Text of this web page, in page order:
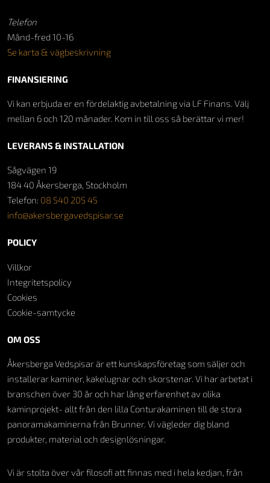
OM OSS
Åkersberga Vedspisar är ett kunskapsföretag som säljer och
installerar kaminer, kakelugnar och skorstenar. Vi har arbetat i
branschen över 30 år och har lång erfarenhet av olika
kaminprojekt- allt från den lilla Conturakaminen till de stora
panoramakaminerna från Brunner. Vi vägleder dig bland
produkter, material och designlösningar.
Vi är stolta över vår filosofi att finnas med i hela kedjan, från
Telefon
Månd-fred 10-16
Se karta & vägbeskrivning
FINANSIERING
Vi kan erbjuda er en fördelaktig avbetalning via LF Finans. Välj
mellan 6 och 120 månader. Kom in till oss så berättar vi mer!
LEVERANS & INSTALLATION
Sågvägen 19
184 40 Åkersberga, Stockholm
Telefon: 08 540 205 45
info@akersbergavedspisar.se
POLICY
Villkor
Integritetspolicy
Cookies
Cookie-samtycke